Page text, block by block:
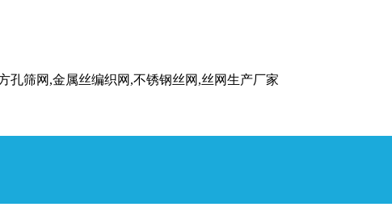
孔筛网,金属丝编织网,不锈钢丝网,丝网生产厂家